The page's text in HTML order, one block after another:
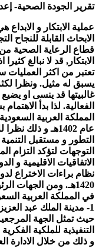
تقرير الجودة الصحية-
عملية الابتكار و
الابحاث القابلة
قطاع الرعاية الصحية
الابتكار, قد لا نبالغ
تعتبر من اكثر العمليات
يسبق له مثيل. ونظرا
غالبيتها قد ينسى او يضيع
الفعالية. لذا بدأ
المملكة العربية
عام 1402هـ و ذلك
التطور و مستقبل
التوجهات لتؤكد التزام
الاتفاقيات الاقليمية و
نظام براءات الاختراع
1420هـ. ومن الجهات
في المملكة العربية
1- مدينة الملك عبد العزيز للعلوم و التقنية
حيث تمثل الجهة
التنفيذية للملكية
و ذلك من خلال الادارة